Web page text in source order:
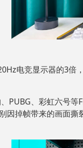
电竞显示器的3倍
PUBG、彩虹六号
因掉帧带来的画面